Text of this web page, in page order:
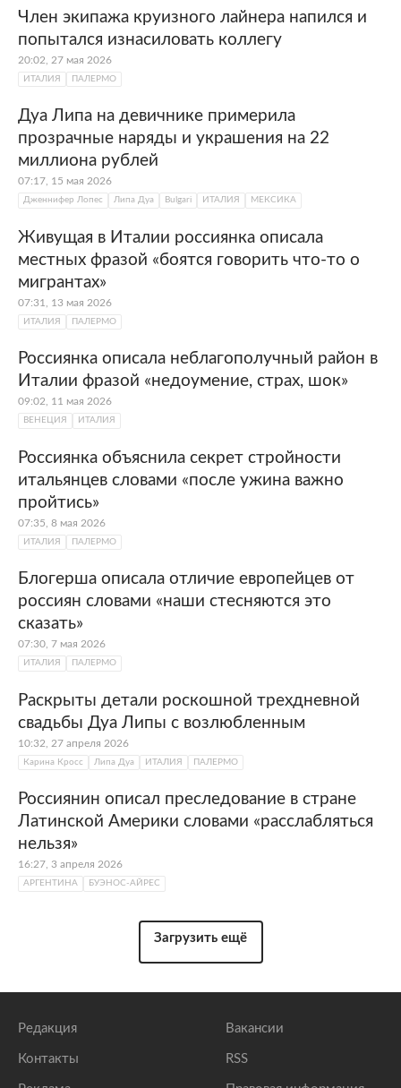
Член экипажа круизного лайнера напился и
попытался изнасиловать коллегу
20:02, 27 мая 2026
ИТАЛИЯ ПАЛЕРМО
Дуа Липа на девичнике примерила
прозрачные наряды и украшения на 22
миллиона рублей
07:17, 15 мая 2026
Дженнифер Лопес Липа Дуа Bulgari ИТАЛИЯ МЕКСИКА
Живущая в Италии россиянка описала
местных фразой «боятся говорить что-то о
мигрантах»
07:31, 13 мая 2026
ИТАЛИЯ ПАЛЕРМО
Россиянка описала неблагополучный район в
Италии фразой «недоумение, страх, шок»
09:02, 11 мая 2026
ВЕНЕЦИЯ ИТАЛИЯ
Россиянка объяснила секрет стройности
итальянцев словами «после ужина важно
пройтись»
07:35, 8 мая 2026
ИТАЛИЯ ПАЛЕРМО
Блогерша описала отличие европейцев от
россиян словами «наши стесняются это
сказать»
07:30, 7 мая 2026
ИТАЛИЯ ПАЛЕРМО
Раскрыты детали роскошной трехдневной
свадьбы Дуа Липы с возлюбленным
10:32, 27 апреля 2026
Карина Кросс Липа Дуа ИТАЛИЯ ПАЛЕРМО
Россиянин описал преследование в стране
Латинской Америки словами «расслабляться
нельзя»
16:27, 3 апреля 2026
АРГЕНТИНА БУЭНОС-АЙРЕС
Загрузить ещё
Редакция
Контакты
Вакансии
RSS